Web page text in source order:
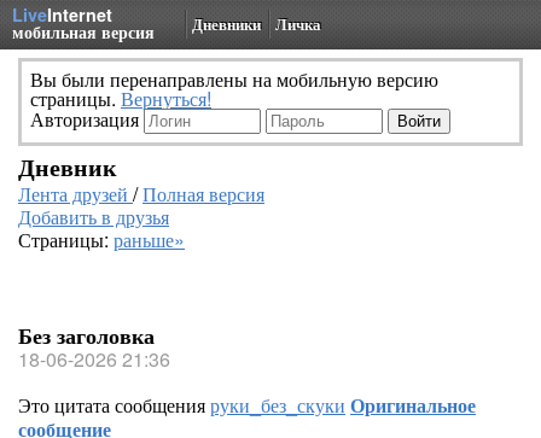
LiveInternet
мобильная версия Дневники Личка
Вы были перенаправлены на мобильную версию
страницы. Вернуться!
Авторизация
Дневник
Лента друзей /Полная версия
Добавить в друзья
Страницы: раньше»
Без заголовка
18-06-2026 21:36
Это цитата сообщенияруки_без_скуки Оригинальное
сообщение